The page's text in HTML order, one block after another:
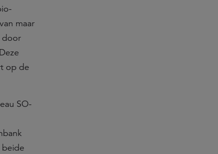
maar
door
op de
SO-
beide